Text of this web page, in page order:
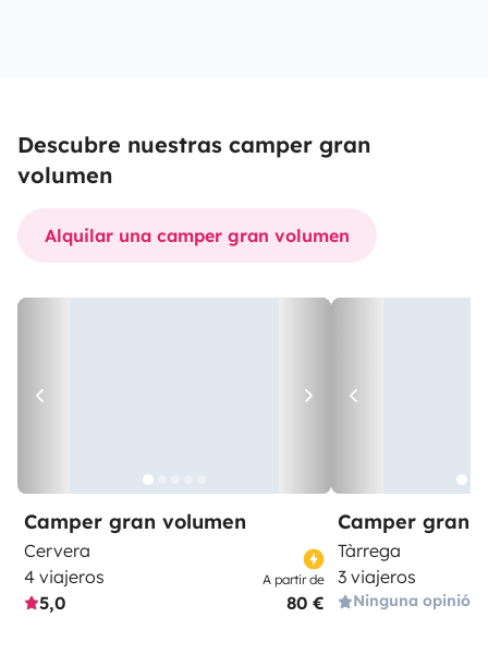
Descubre nuestras camper gran
volumen
Alquilar una camper gran volumen
Camper gran volumen
Cervera
4 viajeros
5,0
A partir de
80 €
Camper gran
Tàrrega
3 viajeros
Ninguna opinión